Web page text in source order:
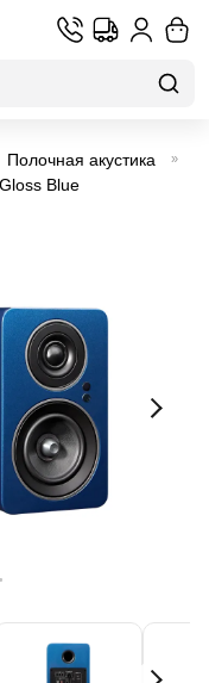
Полочная акустика »
Blue